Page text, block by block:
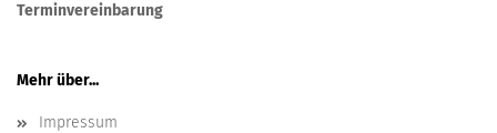
Terminvereinbarung
Mehr über...
Impressum